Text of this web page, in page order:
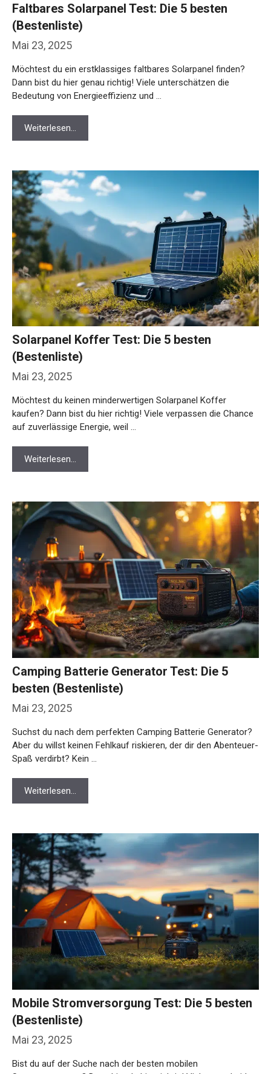
Mai 23, 2025
Faltbares Solarpanel Test: Die 5 besten
(Bestenliste)
Möchtest du ein erstklassiges faltbares Solarpanel finden?
Dann bist du hier genau richtig! Viele unterschätzen die
Bedeutung von Energieeffizienz und …
Weiterlesen…
Mai 23, 2025
Solarpanel Koffer Test: Die 5 besten
(Bestenliste)
Möchtest du keinen minderwertigen Solarpanel Koffer
kaufen? Dann bist du hier richtig! Viele verpassen die Chance
auf zuverlässige Energie, weil …
Weiterlesen…
Mai 23, 2025
Camping Batterie Generator Test: Die 5
besten (Bestenliste)
Suchst du nach dem perfekten Camping Batterie Generator?
Aber du willst keinen Fehlkauf riskieren, der dir den Abenteuer-
Spaß verdirbt? Kein …
Weiterlesen…
Mai 23, 2025
Mobile Stromversorgung Test: Die 5 besten
(Bestenliste)
Bist du auf der Suche nach der besten mobilen